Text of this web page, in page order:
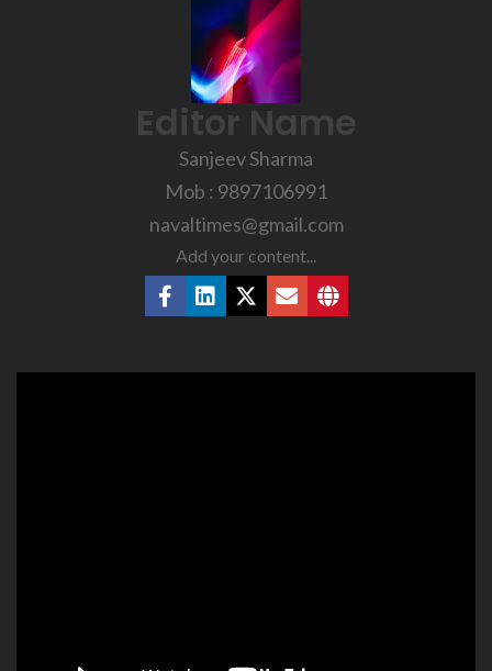
Editor Name
Sanjeev Sharma
Mob : 9897106991
navaltimes@gmail.com
Add your content...